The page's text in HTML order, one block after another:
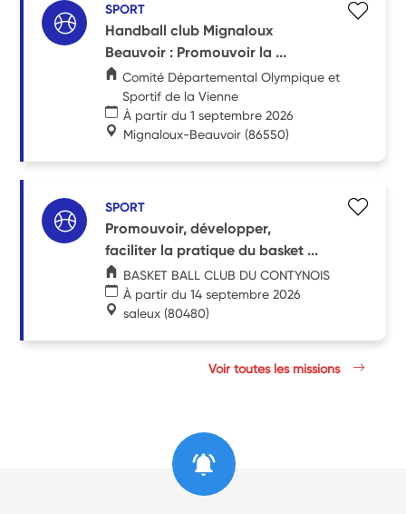
SPORT
Handball club Mignaloux
Beauvoir : Promouvoir la ...
Comité Départemental Olympique et
Sportif de la Vienne
À partir du 1 septembre 2026
Mignaloux-Beauvoir (86550)
SPORT
Promouvoir, développer,
faciliter la pratique du basket ...
BASKET BALL CLUB DU CONTYNOIS
À partir du 14 septembre 2026
saleux (80480)
Voir toutes les missions